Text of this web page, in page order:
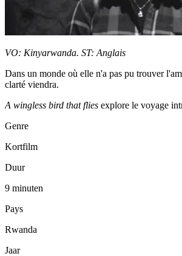
VO: Kinyarwanda. ST: Anglais
Dans un monde où elle n'a pas pu trouver
clarté viendra.
A wingless bird that flies explore le voyage
Genre
Kortfilm
Duur
9 minuten
Pays
Rwanda
Jaar